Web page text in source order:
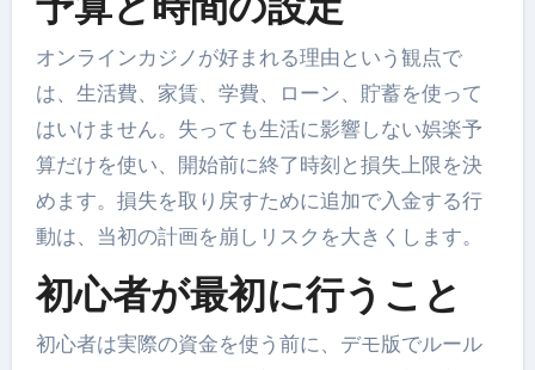
オンラインカジノが好まれる理由という観点で
は、生活費、家賃、学費、ローン、貯蓄を使って
はいけません。失っても生活に影響しない娯楽予
算だけを使い、開始前に終了時刻と損失上限を決
めます。損失を取り戻すために追加で入金する行
動は、当初の計画を崩しリスクを大きくします。
初心者が最初に行うこと
初心者は実際の資金を使う前に、デモ版でルール